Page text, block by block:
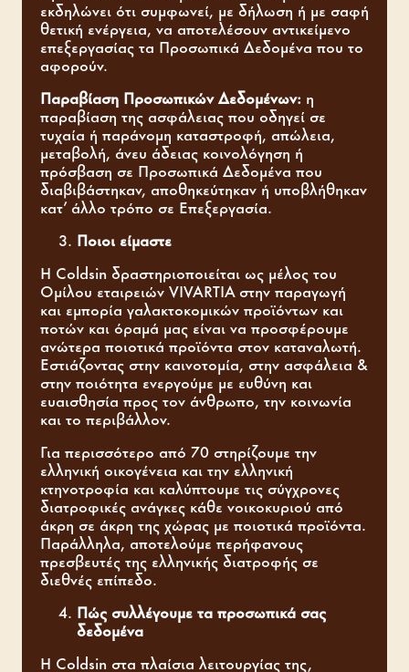
εκδηλώνει ότι συμφωνεί, με δήλωση ή με σαφή
θετική ενέργεια, να αποτελέσουν αντικείμενο
επεξεργασίας τα Προσωπικά Δεδομένα που το
αφορούν.
Παραβίαση Προσωπικών Δεδομένων: η
παραβίαση της ασφάλειας που οδηγεί σε
τυχαία ή παράνομη καταστροφή, απώλεια,
μεταβολή, άνευ άδειας κοινολόγηση ή
πρόσβαση σε Προσωπικά Δεδομένα που
διαβιβάστηκαν, αποθηκεύτηκαν ή υποβλήθηκαν
κατ’ άλλο τρόπο σε Επεξεργασία.
Ποιοι είμαστε
Η Coldsin δραστηριοποιείται ως μέλος του
Ομίλου εταιρειών VIVARTIA στην παραγωγή
και εμπορία γαλακτοκομικών προϊόντων και
ποτών και όραμά μας είναι να προσφέρουμε
ανώτερα ποιοτικά προϊόντα στον καταναλωτή.
Εστιάζοντας στην καινοτομία, στην ασφάλεια &
στην ποιότητα ενεργούμε με ευθύνη και
ευαισθησία προς τον άνθρωπο, την κοινωνία
και το περιβάλλον.
Για περισσότερο από 70 στηρίζουμε την
ελληνική οικογένεια και την ελληνική
κτηνοτροφία και καλύπτουμε τις σύγχρονες
διατροφικές ανάγκες κάθε νοικοκυριού από
άκρη σε άκρη της χώρας με ποιοτικά προϊόντα.
Παράλληλα, αποτελούμε περήφανους
πρεσβευτές της ελληνικής διατροφής σε
διεθνές επίπεδο.
Πώς συλλέγουμε τα προσωπικά σας
δεδομένα
Η Coldsin στα πλαίσια λειτουργίας της,